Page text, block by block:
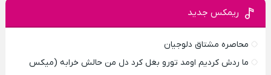
ریمکس جدید
محاصره مشتاق دلوجیان
ما ردش کردیم اومد تورو بغل کرد دل من حالش خرابه (میکس